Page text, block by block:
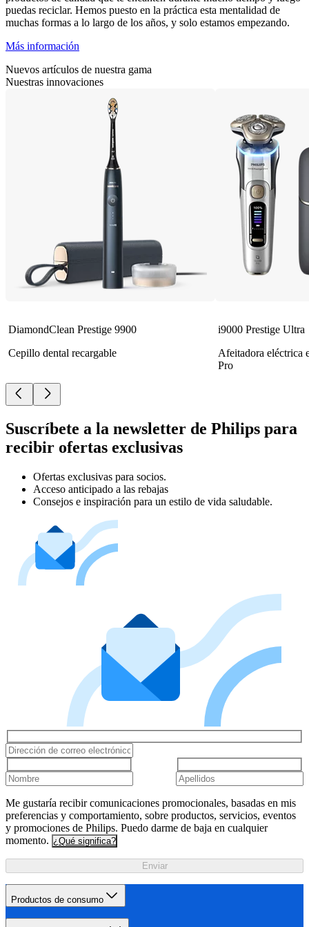
puedas reciclar. Hemos puesto en la práctica esta mentalidad de
muchas formas a lo largo de los años, y solo estamos empezando.
Más información
Nuevos artículos de nuestra gama
Nuestras innovaciones
DiamondClean Prestige 9900
Cepillo dental recargable
i9000 Prestige Ultra
Afeitadora eléctrica
Pro
Suscríbete a la newsletter de Philips para
recibir ofertas exclusivas
Ofertas exclusivas para socios.
Acceso anticipado a las rebajas
Consejos e inspiración para un estilo de vida saludable.
Me gustaría recibir comunicaciones promocionales, basadas en mis
preferencias y comportamiento, sobre productos, servicios, eventos
y promociones de Philips. Puedo darme de baja en cualquier
momento. ¿Qué significa?
Enviar
Productos de consumo